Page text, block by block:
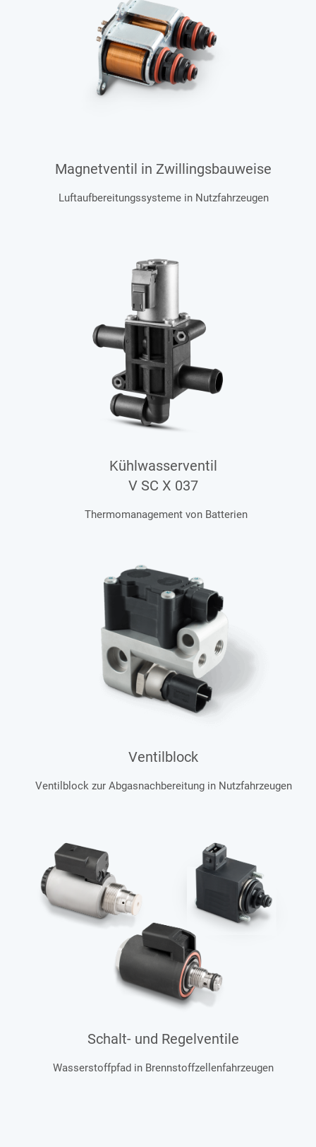
Magnetventil in Zwillingsbauweise
Luftaufbereitungssysteme in Nutzfahrzeugen
Kühlwasserventil
V SC X 037
Thermomanagement von Batterien
Ventilblock
Ventilblock zur Abgasnachbereitung in Nutzfahrzeugen
Schalt- und Regelventile
Wasserstoffpfad in Brennstoffzellenfahrzeugen